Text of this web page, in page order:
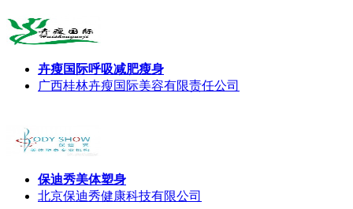
卉瘦国际呼吸减肥瘦身
广西桂林卉瘦国际美容有限责任公司
保迪秀美体塑身
北京保迪秀健康科技有限公司